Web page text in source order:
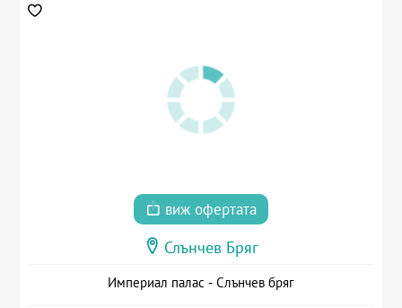
виж офертата
Слънчев Бряг
Империал палас - Слънчев бряг